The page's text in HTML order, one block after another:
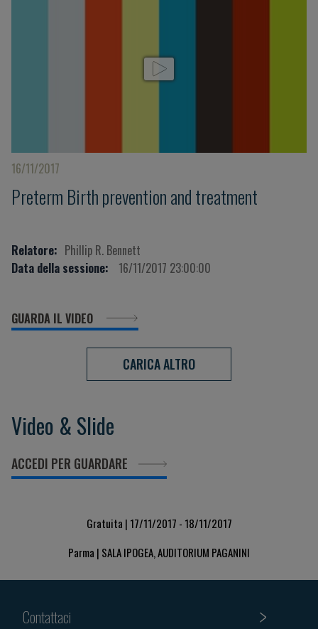
16/11/2017
Preterm Birth prevention and treatment
Relatore: Phillip R. Bennett
Data della sessione:
16/11/2017 23:00:00
GUARDA IL VIDEO
CARICA ALTRO
Video & Slide
ACCEDI PER GUARDARE
Gratuita | 17/11/2017 - 18/11/2017
Parma | SALA IPOGEA, AUDITORIUM PAGANINI
Contattaci